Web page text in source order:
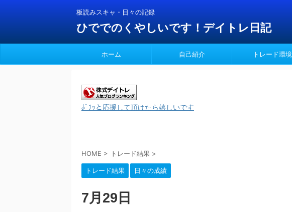
板読みスキャ・日々の記録
ひででのくやしいです！デイトレ日記
ホーム 自己紹介 トレード環境
ﾎﾟﾁｯと応援して頂けたら嬉しいです
HOME > トレード結果 >
トレード結果 日々の成績
7月29日